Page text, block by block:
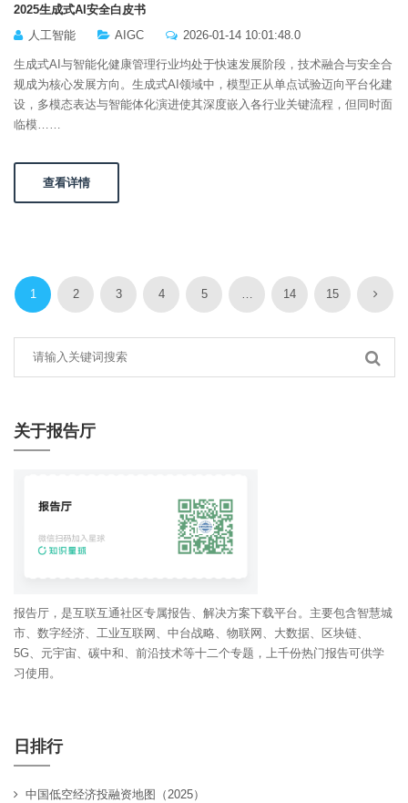
2025生成式AI安全白皮书
人工智能
AIGC 2026-01-14 10:01:48.0
生成式AI与智能化健康管理行业均处于快速发展阶段，技术融合与安全合
规成为核心发展方向。生成式AI领域中，模型正从单点试验迈向平台化建
设，多模态表达与智能体化演进使其深度嵌入各行业关键流程，但同时面
临模……
查看详情
1 2 3 4 5 … 14 15
关于报告厅
报告厅，是互联互通社区专属报告、解决方案下载平台。主要包含智慧城
市、数字经济、工业互联网、中台战略、物联网、大数据、区块链、
5G、元宇宙、碳中和、前沿技术等十二个专题，上千份热门报告可供学
习使用。
日排行
中国低空经济投融资地图（2025）